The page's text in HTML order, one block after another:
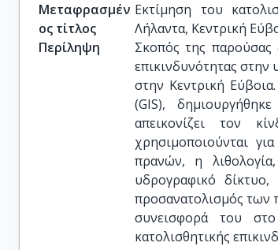
Μεταφρασμέν
ος τίτλος
Εκτίμηση του
Λήλαντα, Κεντρική
Περίληψη
Σκοπός της παρούσας
επικινδυνότητας στην
στην Κεντρική
(GIS),
απεικονίζει τον
χρησιμοποιούνται
πρανών, η
υδρογραφικό
προσανατολισμός των
συνεισφορά του
κατολισθητικής